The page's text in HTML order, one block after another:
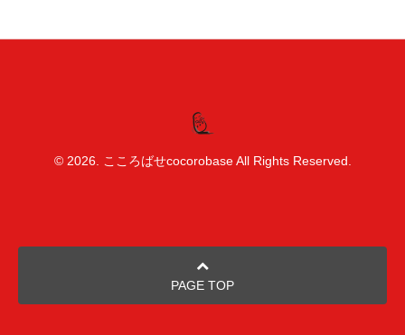
© 2026. こころばせcocorobase All Rights Reserved.
PAGE TOP